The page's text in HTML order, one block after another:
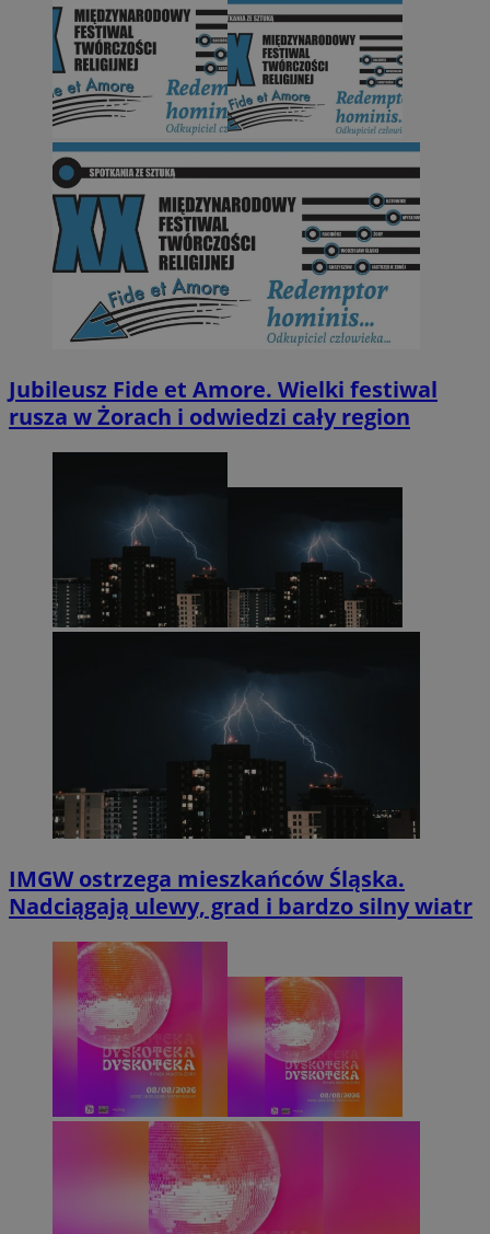
Jubileusz Fide et Amore. Wielki festiwal
rusza w Żorach i odwiedzi cały region
IMGW ostrzega mieszkańców Śląska.
Nadciągają ulewy, grad i bardzo silny wiatr